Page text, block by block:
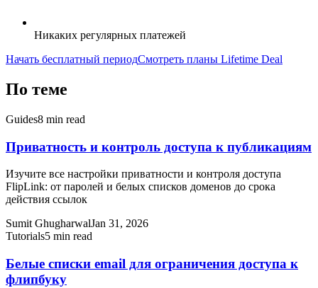
Никаких регулярных платежей
Начать бесплатный периодСмотреть планы Lifetime Deal
По теме
Guides8 min read
Приватность и контроль доступа к публикациям
Изучите все настройки приватности и контроля доступа
FlipLink: от паролей и белых списков доменов до срока
действия ссылок
Sumit GhugharwalJan 31, 2026
Tutorials5 min read
Белые списки email для ограничения доступа к
флипбуку